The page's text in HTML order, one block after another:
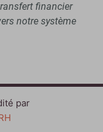
financier
notre système
par